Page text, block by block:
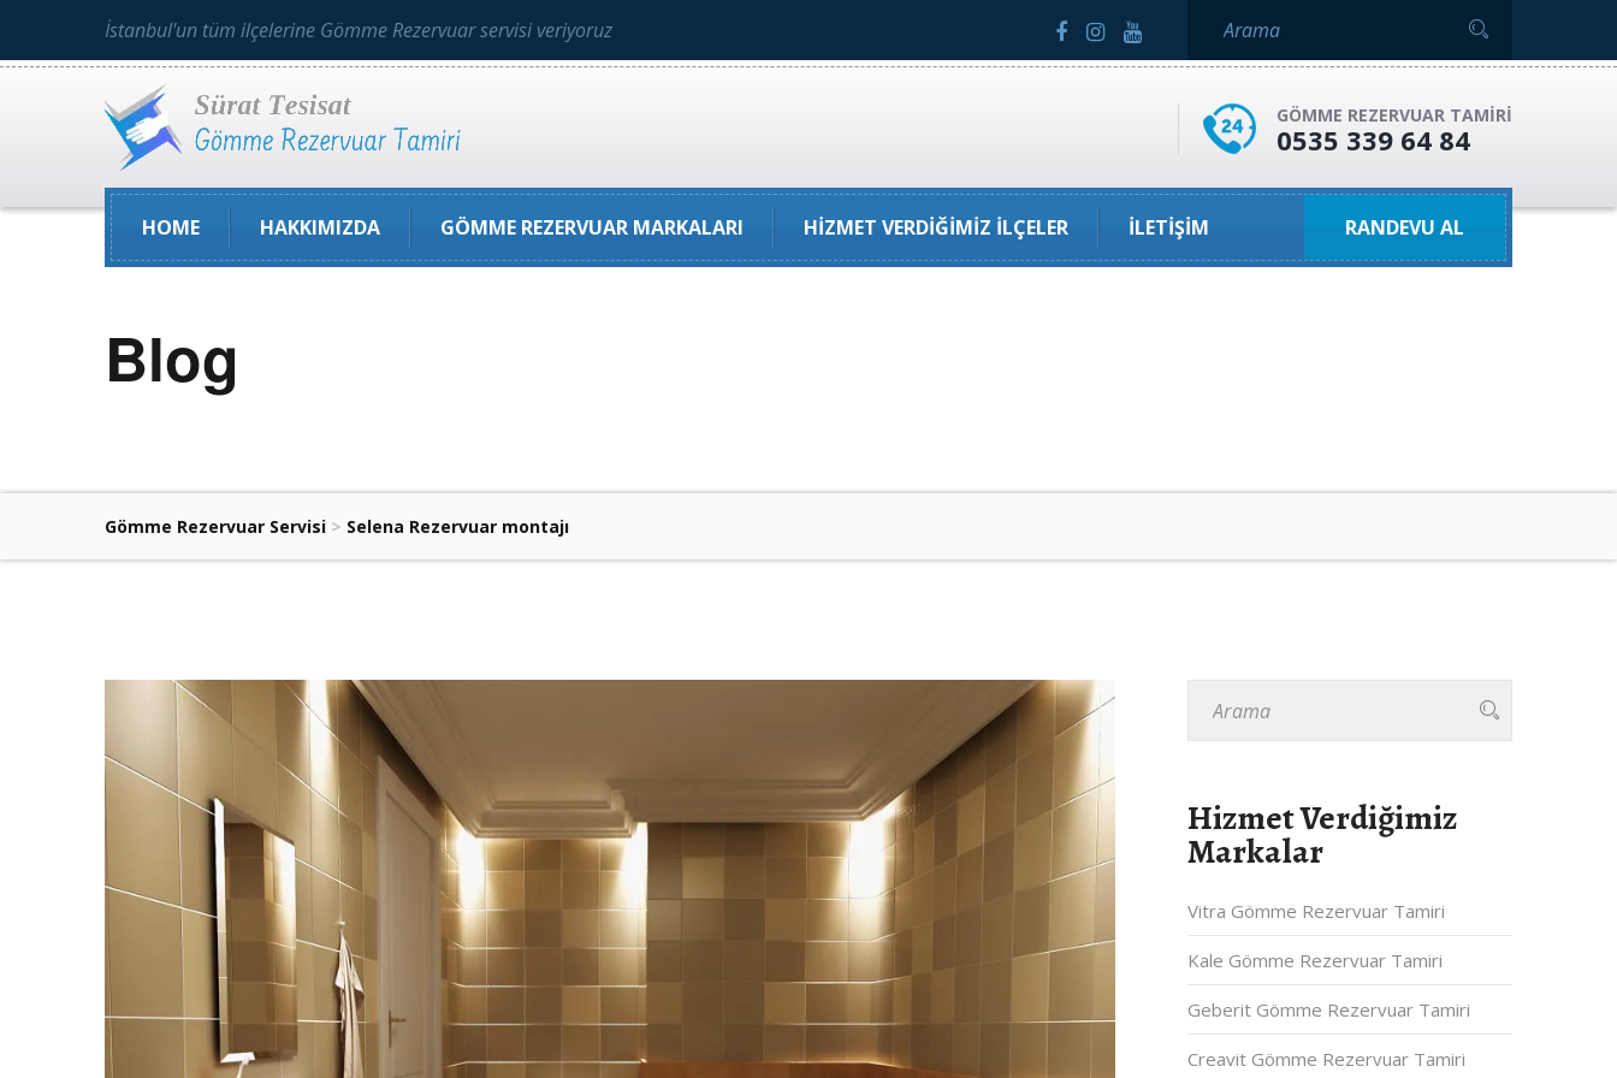
İstanbul'un tüm ilçelerine Gömme Rezervuar servisi veriyoruz
GÖMME REZERVUAR TAMIRI
0535 339 64 84
HOME HAKKIMIZDA GÖMME REZERVUAR MARKALARI HIZMET VERDIĞIMIZ İLÇELER İLETIŞIM RANDEVU AL
Blog
Gömme Rezervuar Servisi > Selena Rezervuar montajı
Hizmet Verdiğimiz
Markalar
Vitra Gömme Rezervuar Tamiri
Kale Gömme Rezervuar Tamiri
Geberit Gömme Rezervuar Tamiri
Creavit Gömme Rezervuar Tamiri